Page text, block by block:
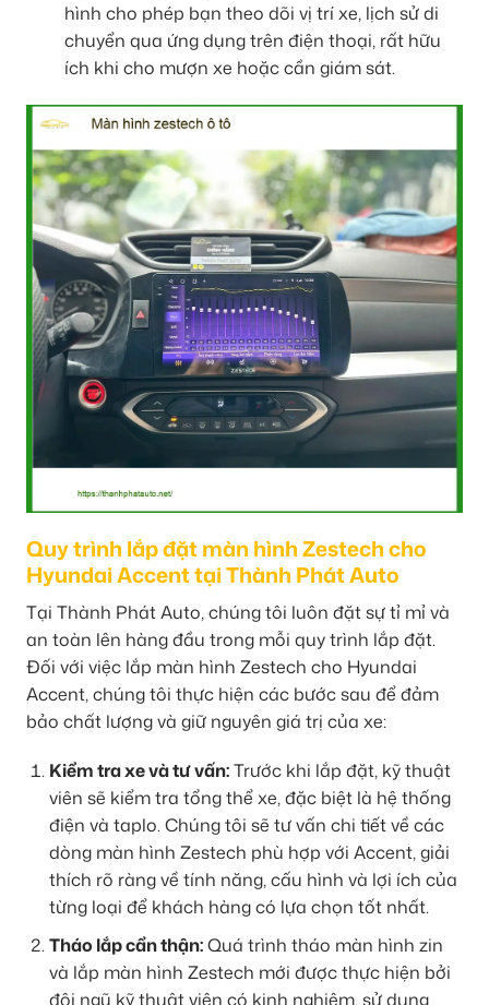
hình cho phép bạn theo dõi vị trí xe, lịch sử di
chuyển qua ứng dụng trên điện thoại, rất hữu
ích khi cho mượn xe hoặc cần giám sát.
Quy trình lắp đặt màn hình Zestech cho
Hyundai Accent tại Thành Phát Auto
Tại Thành Phát Auto, chúng tôi luôn đặt sự tỉ mỉ và
an toàn lên hàng đầu trong mỗi quy trình lắp đặt.
Đối với việc lắp màn hình Zestech cho Hyundai
Accent, chúng tôi thực hiện các bước sau để đảm
bảo chất lượng và giữ nguyên giá trị của xe:
Kiểm tra xe và tư vấn:Trước khi lắp đặt, kỹ thuật
viên sẽ kiểm tra tổng thể xe, đặc biệt là hệ thống
điện và taplo. Chúng tôi sẽ tư vấn chi tiết về các
dòng màn hình Zestech phù hợp với Accent, giải
thích rõ ràng về tính năng, cấu hình và lợi ích của
từng loại để khách hàng có lựa chọn tốt nhất.
Tháo lắp cẩn thận:Quá trình tháo màn hình zin
và lắp màn hình Zestech mới được thực hiện bởi
đội ngũ kỹ thuật viên có kinh nghiệm, sử dụng